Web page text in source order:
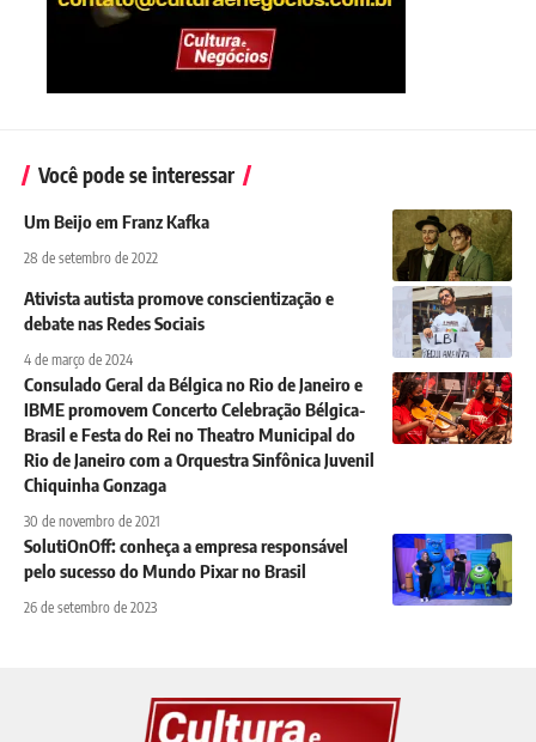
Você pode se interessar
Um Beijo em Franz Kafka
28 de setembro de 2022
Ativista autista promove conscientização e
debate nas Redes Sociais
4 de março de 2024
Consulado Geral da Bélgica no Rio de Janeiro e
IBME promovem Concerto Celebração Bélgica-
Brasil e Festa do Rei no Theatro Municipal do
Rio de Janeiro com a Orquestra Sinfônica Juvenil
Chiquinha Gonzaga
30 de novembro de 2021
SolutiOnOff: conheça a empresa responsável
pelo sucesso do Mundo Pixar no Brasil
26 de setembro de 2023